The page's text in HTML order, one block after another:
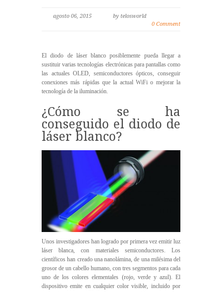
agosto 06, 2015
by telosworld
0 Comment
El diodo de láser blanco posiblemente pueda llegar a
sustituir varias tecnologías electrónicas para pantallas como
las actuales OLED, semiconductores ópticos, conseguir
conexiones más rápidas que la actual WiFi o mejorar la
tecnología de la iluminación.
¿Cómo se ha
conseguido el diodo de
láser blanco?
Unos investigadores han logrado por primera vez emitir luz
láser blanca, con materiales semiconductores. Los
científicos han creado una nanolámina, de una milésima del
grosor de un cabello humano, con tres segmentos para cada
uno de los colores elementales (rojo, verde y azul). El
dispositivo emite en cualquier color visible, incluido por